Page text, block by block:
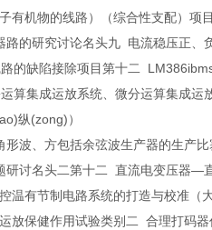
机物的线路）（综合性支配）项
的研究讨论名头九 电流稳压正
缺陷接除项目第十二
集成运放系统、微分运算集成
纵(zong)）
波、方包括余弦波生产器的生产
讨名头二第十二 直流电变压器
有节制电路系统的打造与校准
放保健作用试验类别二 合理打码